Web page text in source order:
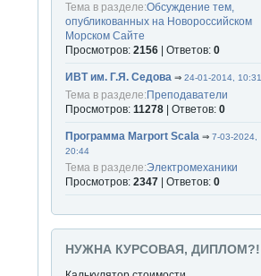
Тема в разделе:Обсуждение тем,
опубликованных на Новороссийском
Морском Сайте
Просмотров:2156 | Ответов:0
ИВТ им. Г.Я. Седова ⇒24-01-2014, 10:31
Тема в разделе:Преподаватели
Просмотров:11278 | Ответов:0
Программа Marport Scala ⇒7-03-2024,
20:44
Тема в разделе:Электромеханики
Просмотров:2347 | Ответов:0
НУЖНА КУРСОВАЯ, ДИПЛОМ?!